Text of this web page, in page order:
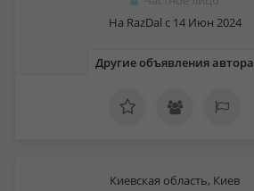
На RazDal c 14 Июн 2024
Другие объявления автора
Киевская область, Киев